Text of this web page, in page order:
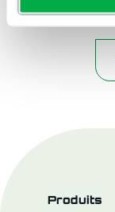
Produits